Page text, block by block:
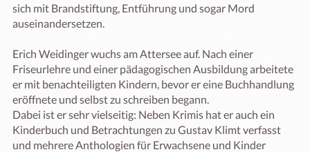
sich mit Brandstiftung, Entführung und sogar Mord
auseinandersetzen.
Erich Weidinger wuchs am Attersee auf. Nach einer
Friseurlehre und einer pädagogischen Ausbildung arbeitete
er mit benachteiligten Kindern, bevor er eine Buchhandlung
eröffnete und selbst zu schreiben begann.
Dabei ist er sehr vielseitig: Neben Krimis hat er auch ein
Kinderbuch und Betrachtungen zu Gustav Klimt verfasst
und mehrere Anthologien für Erwachsene und Kinder